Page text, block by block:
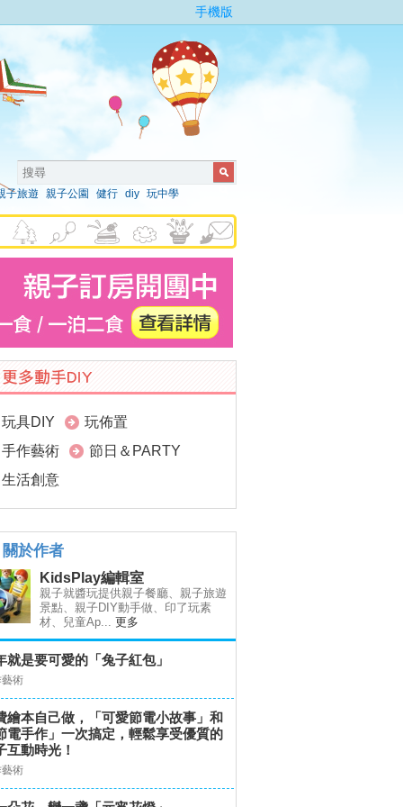
手機版
子旅遊 親子公園 健行 diy 玩中學
玩具DIY
玩佈置
手作藝術
節日＆PARTY
生活創意
關於作者
KidsPlay編輯室
親子就醬玩提供親子餐廳、親子旅遊
景點、親子DIY動手做、印了玩素
材、兒童Ap... 更多
就是要可愛的「兔子紅包」
術
繪本自己做，「可愛節電小故事」和
電手作」一次搞定，輕鬆享受優質的
互動時光！
術